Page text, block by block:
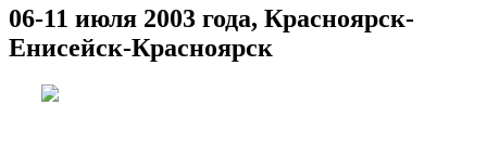
06-11 июля 2003 года, Красноярск-
Енисейск-Красноярск